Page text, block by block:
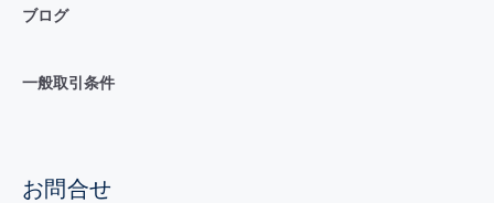
ブログ
一般取引条件
お問合せ